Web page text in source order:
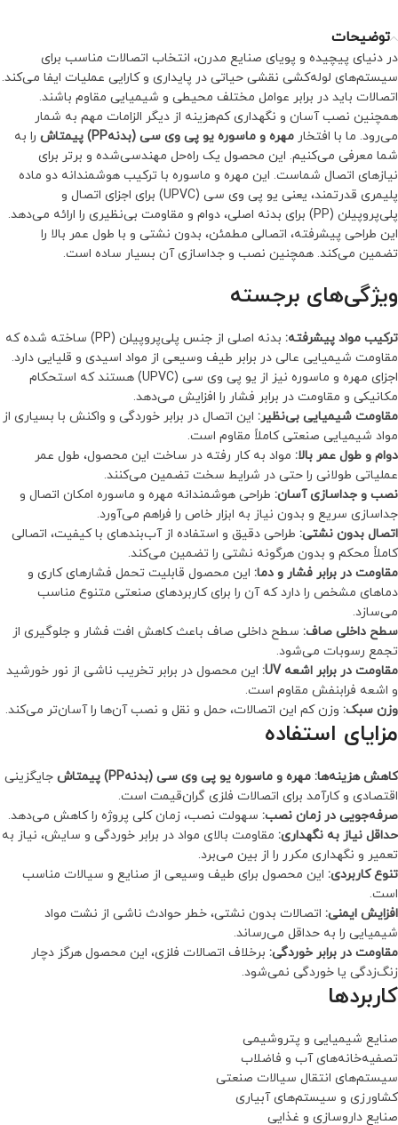
توضیحات
در دنیای پیچیده و پویای صنایع مدرن، انتخاب اتصالات مناسب برای
سیستم‌های لوله‌کشی نقشی حیاتی در پایداری و کارایی عملیات ایفا می‌کند.
اتصالات باید در برابر عوامل مختلف محیطی و شیمیایی مقاوم باشند.
همچنین نصب آسان و نگهداری کم‌هزینه از دیگر الزامات مهم به شمار
می‌رود. ما با افتخار مهره و ماسوره یو پی وی سی (بدنهPP) پیمتاش
را به
شما معرفی می‌کنیم. این محصول یک راه‌حل مهندسی‌شده و برتر برای
نیازهای اتصال شماست. این مهره و ماسوره با ترکیب هوشمندانه دو ماده
پلیمری قدرتمند، یعنی یو پی وی سی (UPVC) برای اجزای اتصال و
پلی‌پروپیلن (PP) برای بدنه اصلی، دوام و مقاومت بی‌نظیری را ارائه می‌دهد.
این طراحی پیشرفته، اتصالی مطمئن، بدون نشتی و با طول عمر بالا را
تضمین می‌کند. همچنین نصب و جداسازی آن بسیار ساده است.
ویژگی‌های برجسته
ترکیب مواد پیشرفته:
بدنه اصلی از جنس پلی‌پروپیلن (PP) ساخته شده که
مقاومت شیمیایی عالی در برابر طیف وسیعی از مواد اسیدی و قلیایی دارد.
اجزای مهره و ماسوره نیز از یو پی وی سی (UPVC) هستند که استحکام
مکانیکی و مقاومت در برابر فشار را افزایش می‌دهد.
مقاومت شیمیایی بی‌نظیر: این اتصال در برابر خوردگی و واکنش با بسیاری از
مواد شیمیایی صنعتی کاملاً مقاوم است.
دوام و طول عمر بالا: مواد به کار رفته در ساخت این محصول، طول عمر
عملیاتی طولانی را حتی در شرایط سخت تضمین می‌کنند.
نصب و جداسازی آسان: طراحی هوشمندانه مهره و ماسوره امکان اتصال و
جداسازی سریع و بدون نیاز به ابزار خاص را فراهم می‌آورد.
اتصال بدون نشتی: طراحی دقیق و استفاده از آب‌بندهای با کیفیت، اتصالی
کاملاً محکم و بدون هرگونه نشتی را تضمین می‌کند.
مقاومت در برابر فشار و دما: این محصول قابلیت تحمل فشارهای کاری و
دماهای مشخص را دارد که آن را برای کاربردهای صنعتی متنوع مناسب
می‌سازد.
سطح داخلی صاف: سطح داخلی صاف باعث کاهش افت فشار و جلوگیری از
تجمع رسوبات می‌شود.
مقاومت در برابر اشعه UV:
این محصول در برابر تخریب ناشی از نور خورشید
و اشعه فرابنفش مقاوم است.
وزن سبک: وزن کم این اتصالات، حمل و نقل و نصب آن‌ها را آسان‌تر می‌کند.
مزایای استفاده
کاهش هزینه‌ها: مهره و ماسوره یو پی وی سی (بدنهPP) پیمتاش
جایگزینی
اقتصادی و کارآمد برای اتصالات فلزی گران‌قیمت است.
صرفه‌جویی در زمان نصب: سهولت نصب، زمان کلی پروژه را کاهش می‌دهد.
حداقل نیاز به نگهداری: مقاومت بالای مواد در برابر خوردگی و سایش، نیاز به
تعمیر و نگهداری مکرر را از بین می‌برد.
تنوع کاربردی: این محصول برای طیف وسیعی از صنایع و سیالات مناسب
است.
افزایش ایمنی: اتصالات بدون نشتی، خطر حوادث ناشی از نشت مواد
شیمیایی را به حداقل می‌رساند.
مقاومت در برابر خوردگی: برخلاف اتصالات فلزی، این محصول هرگز دچار
زنگ‌زدگی یا خوردگی نمی‌شود.
کاربردها
صنایع شیمیایی و پتروشیمی
تصفیه‌خانه‌های آب و فاضلاب
سیستم‌های انتقال سیالات صنعتی
کشاورزی و سیستم‌های آبیاری
صنایع داروسازی و غذایی